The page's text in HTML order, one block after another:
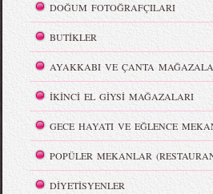
DOĞUM FOTOĞRAFÇILARI
BUTİKLER
AYAKKABI VE ÇANTA
İKİNCİ EL GİYSİ MAĞAZALARI
GECE HAYATI VE EĞLENCE
POPÜLER MEKANLAR
DİYETİSYENLER